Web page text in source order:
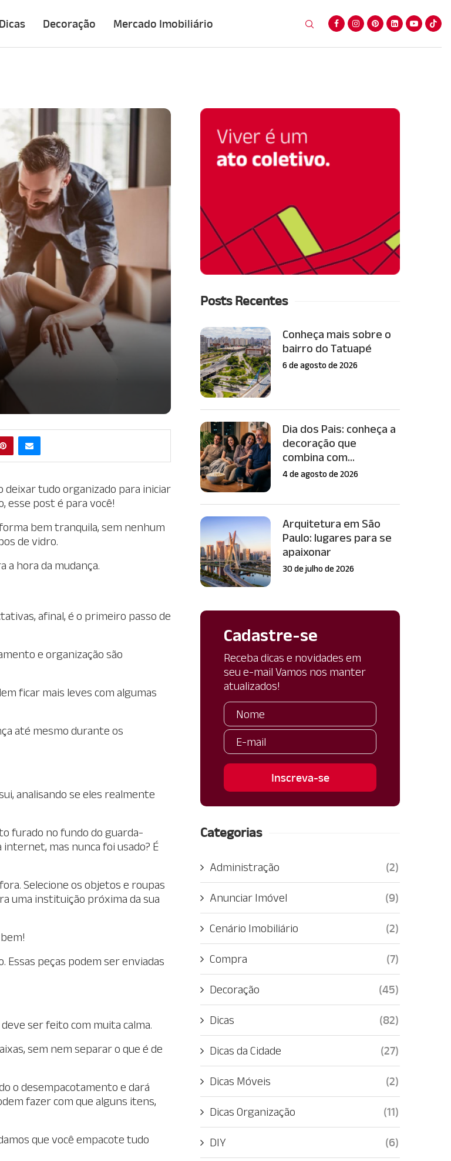
Dicas Decoração Mercado Imobiliário
deixar tudo organizado para iniciar
esse post é para você!
bem tranquila, sem nenhum
de vidro.
a hora da mudança.
afinal, é o primeiro passo de
e organização são
ficar mais leves com algumas
até mesmo durante os
analisando se eles realmente
furado no fundo do guarda-
mas nunca foi usado? É
Selecione os objetos e roupas
uma instituição próxima da sua
Essas peças podem ser enviadas
ser feito com muita calma.
sem nem separar o que é de
o desempacotamento e dará
fazer com que alguns itens,
que você empacote tudo
Posts Recentes
Conheça mais sobre o
bairro do Tatuapé
6 de agosto de 2026
Dia dos Pais: conheça a
decoração que
combina com...
4 de agosto de 2026
Arquitetura em São
Paulo: lugares para se
apaixonar
30 de julho de 2026
Cadastre-se
Receba dicas e novidades em
seu e-mail Vamos nos manter
atualizados!
Categorias
Administração (2)
Anunciar Imóvel (9)
Cenário Imobiliário (2)
Compra (7)
Decoração (45)
Dicas (82)
Dicas da Cidade (27)
Dicas Móveis (2)
Dicas Organização (11)
DIY (6)